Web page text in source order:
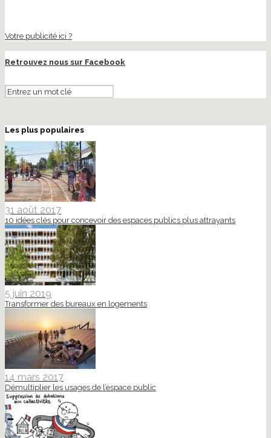
Votre publicité ici ?
Retrouvez nous sur Facebook
Les plus populaires
31 août 2017
10 idées clés pour concevoir des espaces publics plus attrayants
5 juin 2019
Transformer des bureaux en logements
14 mars 2017
Démultiplier les usages de l’espace public